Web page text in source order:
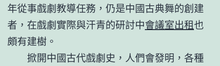
年從事戲劇教導任務，仍是中國古典舞的創建
者，在戲劇實際與汗青的研討中會議室出租也
頗有建樹。
掀開中國古代戲劇史，人們會發明，各種